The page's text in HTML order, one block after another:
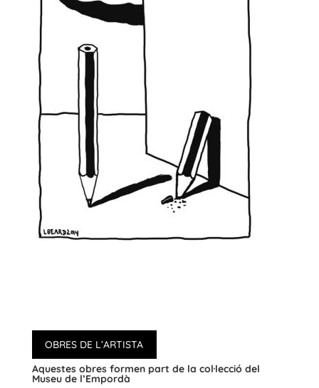
OBRES DE L’ARTISTA
Aquestes obres formen part de la col·lecció del
Museu de l’Empordà